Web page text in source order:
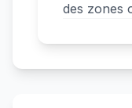
des zones